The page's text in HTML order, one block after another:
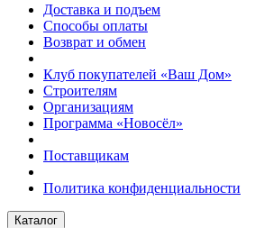
Доставка и подъем
Способы оплаты
Возврат и обмен
Клуб покупателей «Ваш Дом»
Строителям
Организациям
Программа «Новосёл»
Поставщикам
Политика конфиденциальности
Каталог